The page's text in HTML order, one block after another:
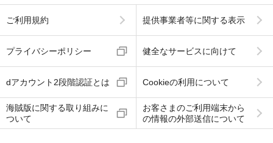
ご利用規約 提供事業者等に関する表示
プライバシーポリシー 健全なサービスに向けて
dアカウント2段階認証とは Cookieの利用について
海賊版に関する取り組みに
ついて
お客さまのご利用端末から
の情報の外部送信について